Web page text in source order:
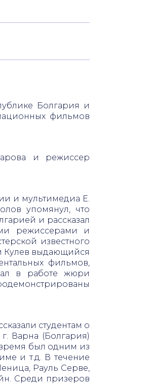
Болгария и
фильмов
и режиссер
и мультимедиа Е.
упомянул, что
и рассказал
режиссерами и
известного
Кулев выдающийся
фильмов,
в работе жюри
студентам о
Варна (Болгария)
был одним из
и т.д. В течение
Рауль Серве,
Среди призеров